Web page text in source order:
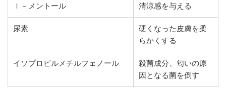
ｌ－メントール 清涼感を与える
尿素
硬くなった皮膚を柔
らかくする
イソプロピルメチルフェノール
殺菌成分、匂いの原
因となる菌を倒す